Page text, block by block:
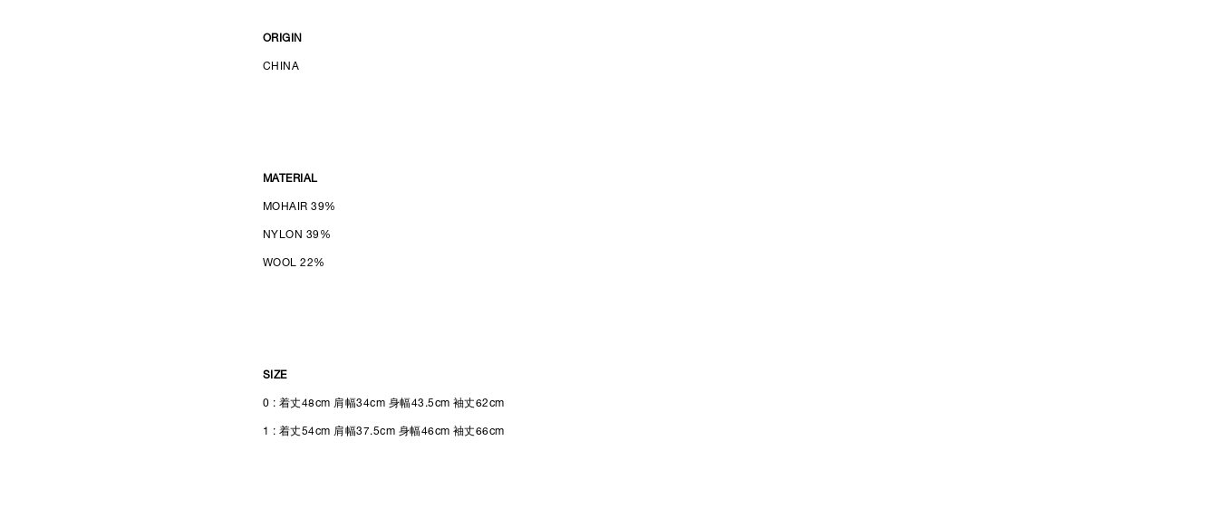
ORIGIN
CHINA
MATERIAL
MOHAIR 39%
NYLON 39%
WOOL 22%
SIZE
0 : 着丈48cm 肩幅34cm 身幅43.5cm 袖丈62cm
1 : 着丈54cm 肩幅37.5cm 身幅46cm 袖丈66cm